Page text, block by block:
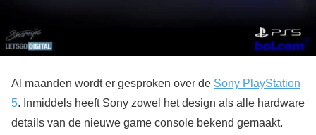
Al maanden wordt er gesproken over de Sony PlayStation
5. Inmiddels heeft Sony zowel het design als alle hardware
details van de nieuwe game console bekend gemaakt.